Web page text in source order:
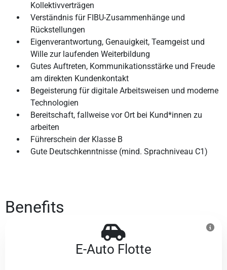
Kollektivverträgen
Verständnis für FIBU-Zusammenhänge und
Rückstellungen
Eigenverantwortung, Genauigkeit, Teamgeist und
Wille zur laufenden Weiterbildung
Gutes Auftreten, Kommunikationsstärke und Freude
am direkten Kundenkontakt
Begeisterung für digitale Arbeitsweisen und moderne
Technologien
Bereitschaft, fallweise vor Ort bei Kund*innen zu
arbeiten
Führerschein der Klasse B
Gute Deutschkenntnisse (mind. Sprachniveau C1)
Benefits
E-Auto Flotte